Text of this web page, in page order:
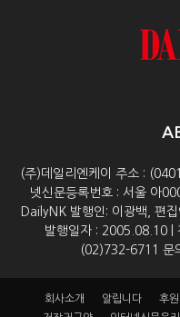
(주)데일리엔케이 주소 :
넷신문등록번호 : 서울 아
DailyNK 발행인: 이광백, 편
발행일자 : 2005.08.10
(02)732-6711 문
회사소개 알립니다 후원